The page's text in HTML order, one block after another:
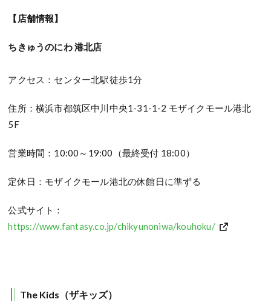
【店舗情報】
ちきゅうのにわ 港北店
アクセス：センター北駅徒歩1分
住所：横浜市都筑区中川中央1-31-1-2 モザイクモール港北
5F
営業時間：10:00～19:00（最終受付 18:00）
定休日：モザイクモール港北の休館日に準ずる
公式サイト：
https://www.fantasy.co.jp/chikyunoniwa/kouhoku/
The Kids（ザキッズ）